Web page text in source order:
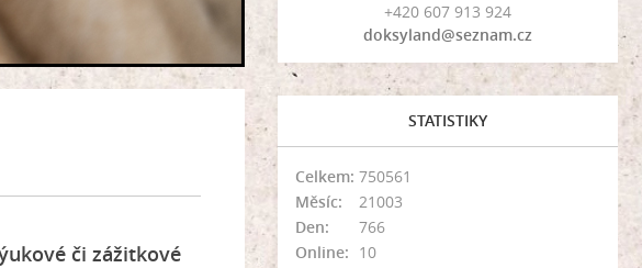
či zážitkové
+420 607 913 924
doksyland@seznam.cz
STATISTIKY
Online: 10
Celkem: 750561
Měsíc:
21003
Den:
766